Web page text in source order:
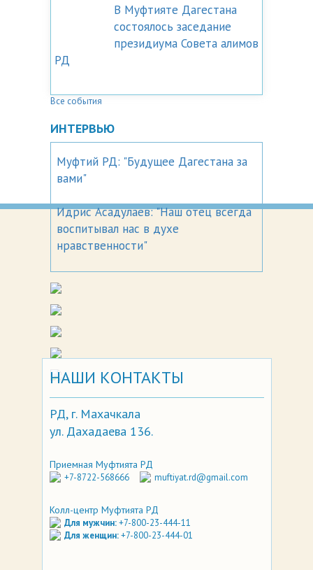
В Муфтияте Дагестана
состоялось заседание
президиума Совета алимов
РД
Все события
ИНТЕРВЬЮ
Муфтий РД: "Будущее Дагестана за
вами"
Идрис Асадулаев: "Наш отец всегда
воспитывал нас в духе
нравственности"
НАШИ КОНТАКТЫ
РД, г. Махачкала
ул. Дахадаева 136.
Приемная Муфтията РД
+7-8722-568666 muftiyat.rd@gmail.com
Колл-центр Муфтията РД
Для мужчин:+7-800-23-444-11
Для женщин:+7-800-23-444-01